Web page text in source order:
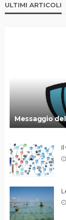
ULTIMI ARTICOLI
Messaggio